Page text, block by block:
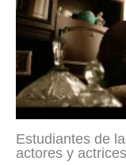
Estudiantes de
actores y